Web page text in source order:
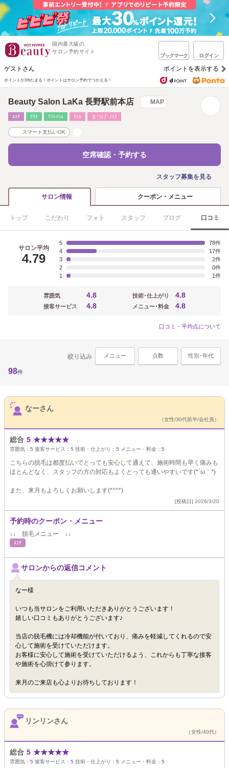
国内最大級の
サロン予約サイト
ブックマーク ログイン
ゲストさん ポイントを表示する
ポイントが1%たまる！ ポイントはサロン予約でつかえる！
Beauty Salon LaKa 長野駅前本店 MAP
ｴｽﾃ ﾘﾗｸ ﾘﾌﾚｯｼｭ ﾈｲﾙ まつげ･ﾒｲｸ
スマート支払いOK
空席確認・予約する
スタッフ募集を見る
サロン情報 クーポン・メニュー
トップ こだわり フォト スタッフ ブログ 口コミ
サロン平均
4.79
5
78
4
17
3
2
2
0
1
1
雰囲気 4.8
接客サービス 4.8
技術･仕上がり 4.8
メニュー･料金 4.8
口コミ・平均点について
絞り込み メニュー 点数 性別･年代
98件
サロンPick Up
なーさん
（女性/30代前半/会社員）
総合 5 ★★★★★
雰囲気： 5 接客サービス： 5 技術・仕上がり： 5 メニュー・料金： 5
こちらの脱毛は都度払いでとっても安心して通えて、施術時間も早く痛みも
ほとんどなく、スタッフの方の対応もよくとっても通いやすいです(*´ω｀*)
また、来月もよろしくお願いします(*^^*)
[投稿日] 2026/3/20
予約時のクーポン・メニュー
↓↓ 脱毛メニュー ↓↓
ｴｽﾃ
サロンからの返信コメント
なー様
いつも当サロンをご利用いただきありがとうございます！
嬉しい口コミもありがとうございます♪
当店の脱毛機には冷却機能が付いており、痛みを軽減してくれるので安
心して施術を受けていただけます。
お客様に安心して施術を受けていただけるよう、これからも丁寧な接客
や施術を心掛けて参ります。
来月のご来店も心よりお待ちしております！
リンリンさん
（女性/40代）
総合 5 ★★★★★
雰囲気： 5 接客サービス： 5 技術・仕上がり： 5 メニュー・料金： 5